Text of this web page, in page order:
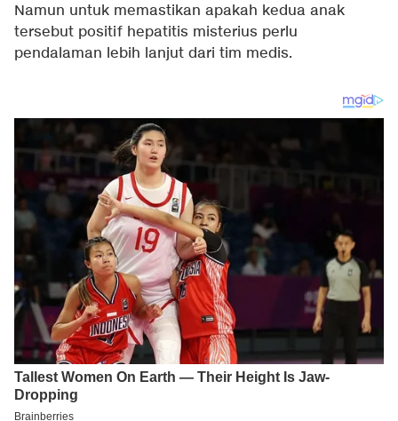
Namun untuk memastikan apakah kedua anak
tersebut positif hepatitis misterius perlu
pendalaman lebih lanjut dari tim medis.